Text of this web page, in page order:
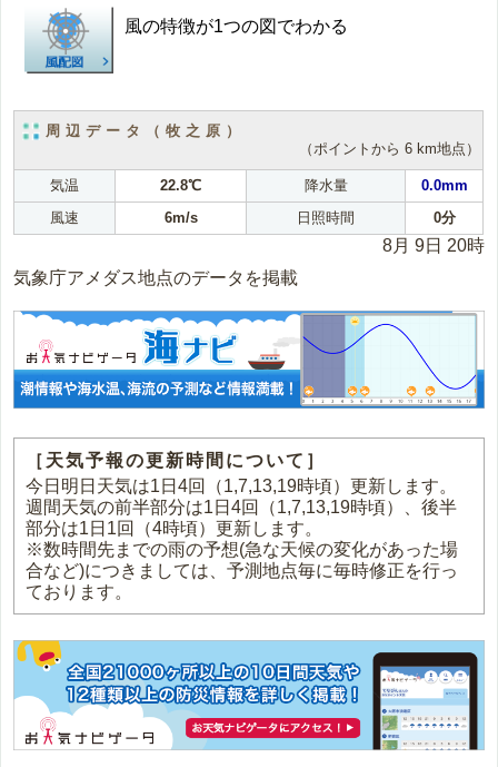
風の特徴が1つの図でわかる
周辺データ（牧之原）
（ポイントから 6 km地点）
気温 22.8℃ 降水量
0.0mm
風速
6m/s 日照時間 0分
8月 9日 20時
気象庁アメダス地点のデータを掲載
［天気予報の更新時間について］
今日明日天気は1日4回（1,7,13,19時頃）更新します。
週間天気の前半部分は1日4回（1,7,13,19時頃）、後半
部分は1日1回（4時頃）更新します。
※数時間先までの雨の予想(急な天候の変化があった場
合など)につきましては、予測地点毎に毎時修正を行っ
ております。